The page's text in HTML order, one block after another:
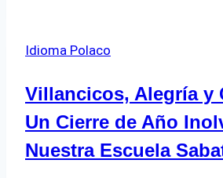
curso
de
polaco!
Idioma Polaco
Villancicos, Alegría y
Un Cierre de Año
Nuestra Escuela